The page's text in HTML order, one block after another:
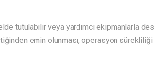
tutulabilir veya yardımcı ekipmanlarla
emin olunması, operasyon sürekliliği